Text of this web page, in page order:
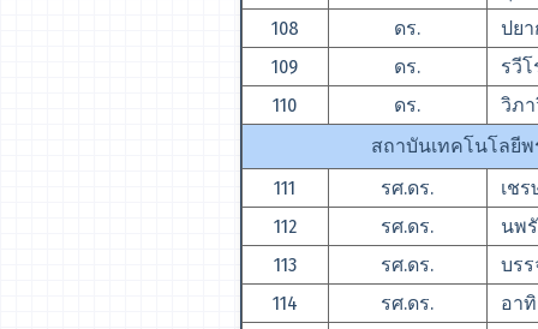
108
ดร.
ปย
109
ดร.
รวี
110
ดร.
วิภ
สถาบันเทคโนโลยี
111
รศ.ดร.
เช
112
รศ.ดร.
นพ
113
รศ.ดร.
บร
114
รศ.ดร.
อา